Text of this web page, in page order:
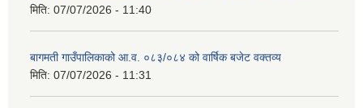
मिति: 07/07/2026 - 11:40
बागमती गाउँपालिकाको आ.व. ०८३/०८४ को वार्षिक बजेट वक्तव्य
मिति: 07/07/2026 - 11:31